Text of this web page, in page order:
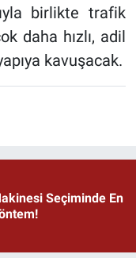
birlikte trafik
daha hızlı, adil
kavuşacak.
Seçiminde En